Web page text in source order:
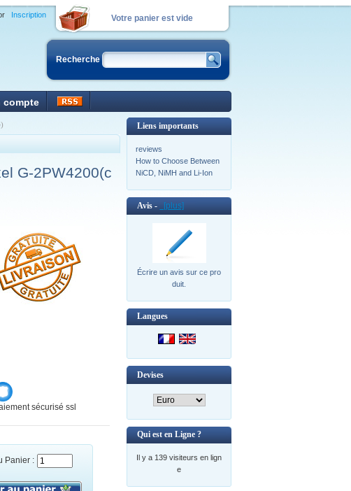
Votre panier est vide
Inscription
Recherche
compte
G-2PW4200(c
sécurisé ssl
Panier :
Liens importants
reviews
How to Choose Between
NiCD, NiMH and Li-Ion
Avis - [plus]
Écrire un avis sur ce pro
duit.
Langues
Devises
Qui est en Ligne ?
Il y a 139 visiteurs en lign
e